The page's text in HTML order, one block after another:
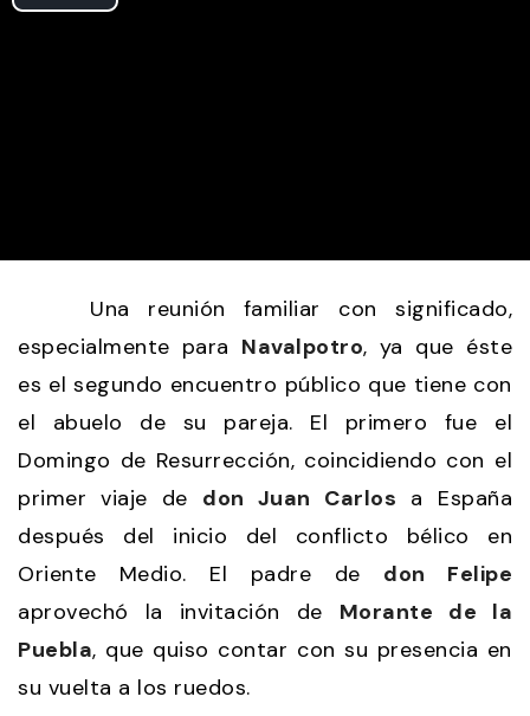
Una reunión familiar con significado,
especialmente para Navalpotro, ya que éste
es el segundo encuentro público que tiene con
el abuelo de su pareja. El primero fue el
Domingo de Resurrección, coincidiendo con el
primer viaje de don Juan Carlos a España
después del inicio del conflicto bélico en
Oriente Medio. El padre de don Felipe
aprovechó la invitación de Morante de la
Puebla, que quiso contar con su presencia en
su vuelta a los ruedos.